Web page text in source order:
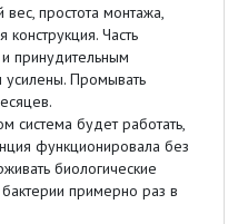
простота монтажа,
конструкция. Часть
принудительным
усилены. Промывать
система будет работать,
функционировала без
биологические
примерно раз в